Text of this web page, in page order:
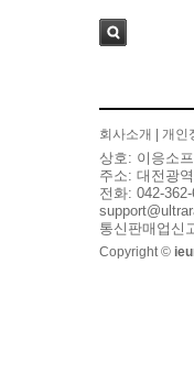
회사소개 개인
상호: 이응소
주소: 대전광
전화: 042-
통신판매업신
Copyright ©